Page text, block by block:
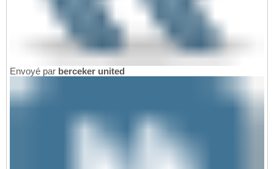
Envoyé par berceker united